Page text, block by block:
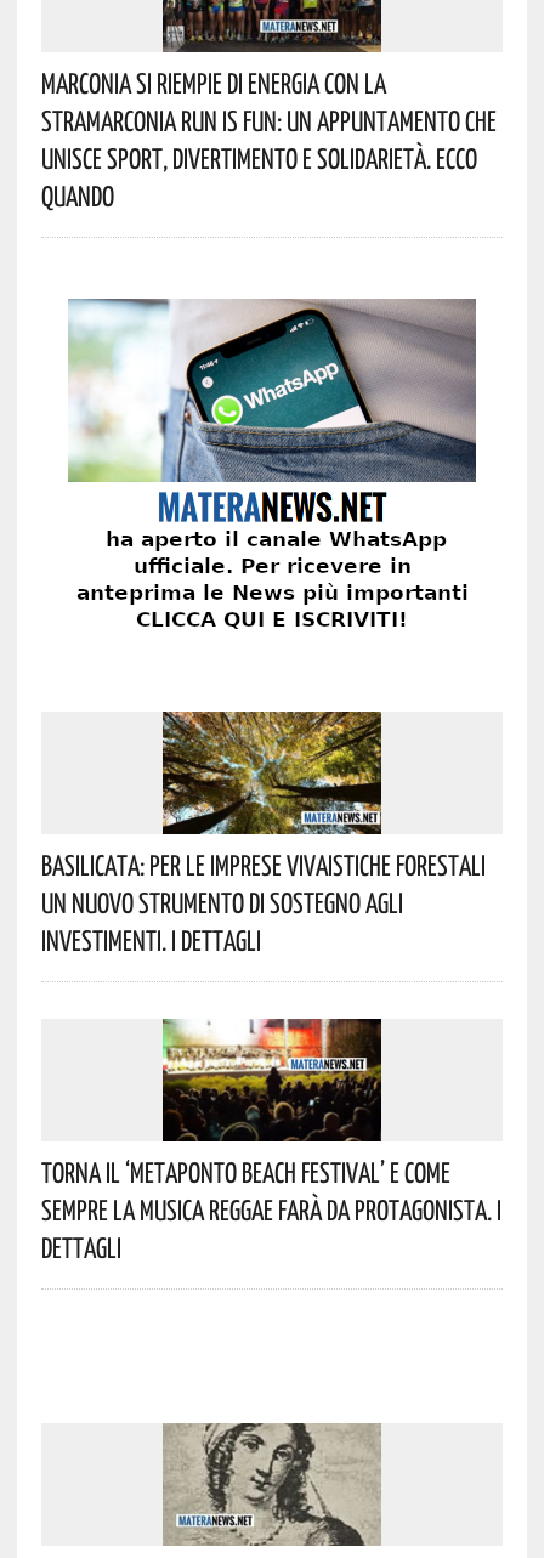
Marconia Si Riempie Di Energia Con La
StraMarconia Run Is Fun: Un Appuntamento Che
Unisce Sport, Divertimento E Solidarietà. Ecco
Quando
Basilicata: Per Le Imprese Vivaistiche Forestali
Un Nuovo Strumento Di Sostegno Agli
Investimenti. I Dettagli
Torna Il ‘Metaponto Beach Festival’ E Come
Sempre La Musica Reggae Farà Da Protagonista. I
Dettagli